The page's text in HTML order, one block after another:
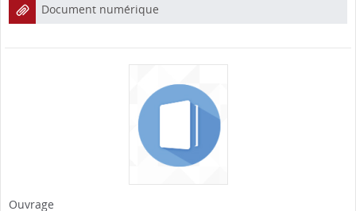
Document numérique
Ouvrage